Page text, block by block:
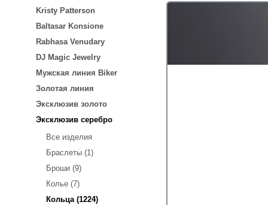
Kristy Patterson
Baltasar Konsione
Rabhasa Venudary
DJ Magic Jewelry
Мужская линия Biker
Золотая линия
Эксклюзив золото
Эксклюзив серебро
Все изделия
Браслеты (1)
Броши (9)
Колье (7)
Кольца (1224)